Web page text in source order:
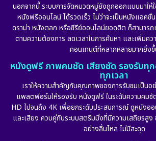
นอกจากนี้ ระบบการจัดหมวดหมู่ยังถูกออกแบบมาให้
หนังฟรีออนไลน์ ได้รวดเร็ว ไม่ว่าจะเป็นหนังแอค
ดราม่า หนังตลก หรือซีรีย์ออนไลน์ยอดฮิต ก็สามาร
ตามความต้องการ ลดเวลาในการค้นหา และเพิ่มคว
คอนเทนต์ที่หลากหลายมากยิ่ง
หนังดูฟรี ภาพคมชัด เสียงชัด รองรับทุ
ทุกเวลา
เราให้ความสำคัญกับคุณภาพของการรับชมเป็น
แพลตฟอร์มให้รองรับ หนังดูฟรี ในระดับความคม
HD ไปจนถึง 4K เพื่อยกระดับประสบการณ์ ดูหนังอ
และเสียง ควบคู่กับระบบสตรีมมิ่งที่มีความเสถียรสูง
อย่างลื่นไหล ไม่มีสะดุด